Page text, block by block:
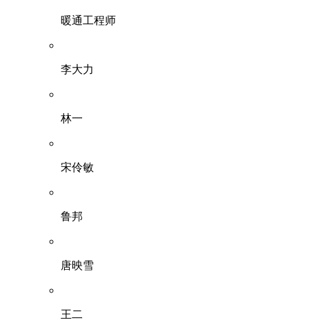
暖通工程师
李大力
林一
宋伶敏
鲁邦
唐映雪
王二